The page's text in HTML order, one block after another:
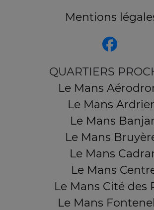
Mentions
QUARTIERS
Le Mans
Le Mans
Le Mans
Le Mans
Le Mans
Le Mans
Le Mans Cité des
Le Mans